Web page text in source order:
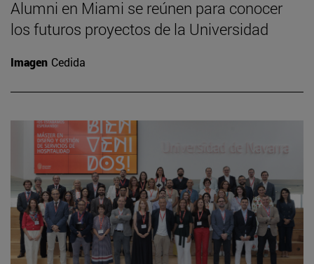
Alumni en Miami se reúnen para conocer
los futuros proyectos de la Universidad
Imagen Cedida